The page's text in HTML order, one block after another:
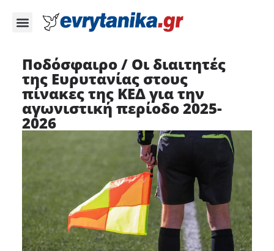
Ποδόσφαιρο / Οι διαιτητές
της Ευρυτανίας στους
πίνακες της ΚΕΔ για την
αγωνιστική περίοδο 2025-
2026